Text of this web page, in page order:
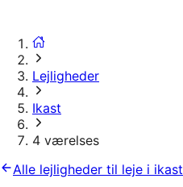
Lejligheder
Ikast
4 værelses
Alle lejligheder til leje i ikast